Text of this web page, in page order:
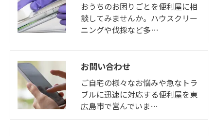
おうちのお困りごとを便利屋に相
談してみませんか。ハウスクリー
ニングや伐採など多…
お問い合わせ
ご自宅の様々なお悩みや急なトラ
ブルに迅速に対応する便利屋を東
広島市で営んでいま…